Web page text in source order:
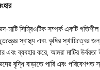
মাটি সিম্বিওটিক সম্পর্ক একটি গতিশীল
স্বাস্থ্য এবং কৃষির
এবং ব্যবহার করে, আমরা মাটির
বৃদ্ধি বাড়াতে পারি এবং পরিবেশগত